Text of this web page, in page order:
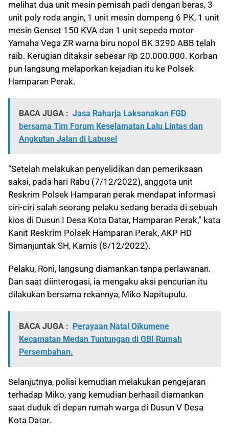
melihat dua unit mesin pemisah padi dengan beras, 3
unit poly roda angin, 1 unit mesin dompeng 6 PK, 1 unit
mesin Genset 150 KVA dan 1 unit sepeda motor
Yamaha Vega ZR warna biru nopol BK 3290 ABB telah
raib. Kerugian ditaksir sebesar Rp 20.000.000. Korban
pun langsung melaporkan kejadian itu ke Polsek
Hamparan Perak.
BACA JUGA : Jasa Raharja Laksanakan FGD
bersama Tim Forum Keselamatan Lalu Lintas dan
Angkutan Jalan di Labusel
“Setelah melakukan penyelidikan dan pemeriksaan
saksi, pada hari Rabu (7/12/2022), anggota unit
Reskrim Polsek Hamparan perak mendapat informasi
ciri-ciri salah seorang pelaku sedang berada di sebuah
kios di Dusun I Desa Kota Datar, Hamparan Perak,” kata
Kanit Reskrim Polsek Hamparan Perak, AKP HD
Simanjuntak SH, Kamis (8/12/2022).
Pelaku, Roni, langsung diamankan tanpa perlawanan.
Dan saat diinterogasi, ia mengaku aksi pencurian itu
dilakukan bersama rekannya, Miko Napitupulu.
BACA JUGA : Perayaan Natal Oikumene
Kecamatan Medan Tuntungan di GBI Rumah
Persembahan.
Selanjutnya, polisi kemudian melakukan pengejaran
terhadap Miko, yang kemudian berhasil diamankan
saat duduk di depan rumah warga di Dusun V Desa
Kota Datar.